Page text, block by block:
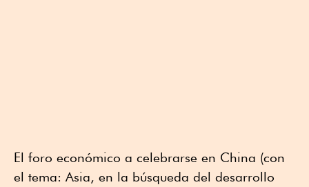
El foro económico a celebrarse en China (con
el tema: Asia, en la búsqueda del desarrollo